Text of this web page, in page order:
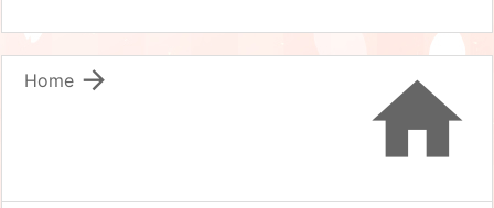


Home